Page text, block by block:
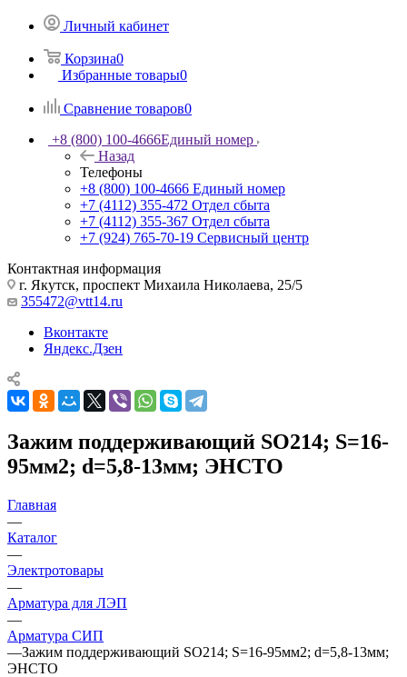
Личный кабинет
Корзина0
Избранные товары0
Сравнение товаров0
+8 (800) 100-4666Единый номер
Назад
Телефоны
+8 (800) 100-4666 Единый номер
+7 (4112) 355-472 Отдел сбыта
+7 (4112) 355-367 Отдел сбыта
+7 (924) 765-70-19 Сервисный центр
Контактная информация
г. Якутск, проспект Михаила Николаева, 25/5
355472@vtt14.ru
Вконтакте
Яндекс.Дзен
Зажим поддерживающий SO214; S=16-
95мм2; d=5,8-13мм; ЭНСТО
Главная
—
Каталог
—
Электротовары
—
Арматура для ЛЭП
—
Арматура СИП
—Зажим поддерживающий SO214; S=16-95мм2; d=5,8-13мм;
ЭНСТО